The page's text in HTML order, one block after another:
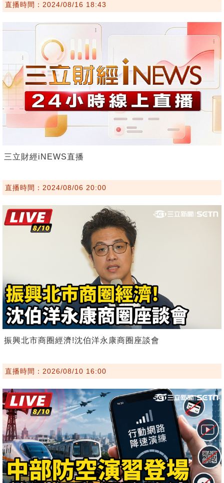
直播時間：2024/08/16 18:43
三立財經iNEWS直播
直播時間：2024/08/06 20:00
振興北市商圈經濟!沈伯洋永康商圈座談會
直播時間：2026/08/10 16:00